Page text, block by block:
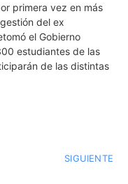
primera vez en más
del ex
el Gobierno
estudiantes de las
de las distintas
SIGUIENTE